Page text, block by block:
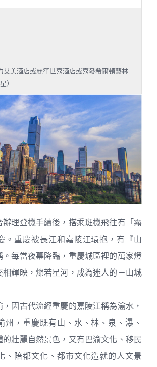
艾美酒店或麗笙世嘉酒店或嘉發希爾頓藝林
）
辦理登機手續後，搭乘班機飛往有「霧
。重慶被長江和嘉陵江環抱，有『山
。每當夜幕降臨，重慶城區裡的萬家燈
相輝映，燦若星河，成為迷人的－山城
，因古代流經重慶的嘉陵江稱為渝水，
州，重慶既有山、水、林、泉、瀑、
的壯麗自然景色，又有巴渝文化、移民
、陪都文化、都市文化造就的人文景